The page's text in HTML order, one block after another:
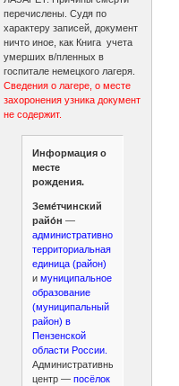
перечислены. Судя по
характеру записей, документ
ничто иное, как Книга учета
умерших в/пленных в
госпитале немецкого лагеря.
Сведения о лагере, о месте
захоронения узника документ
не содержит.
Информация о
месте
рождения.
Земе́тчинский
райо́н —
административно-
территориальная
единица (район)
и муниципальное
образование
(муниципальный
район) в
Пензенской
области России.
Административный
центр —посёлок